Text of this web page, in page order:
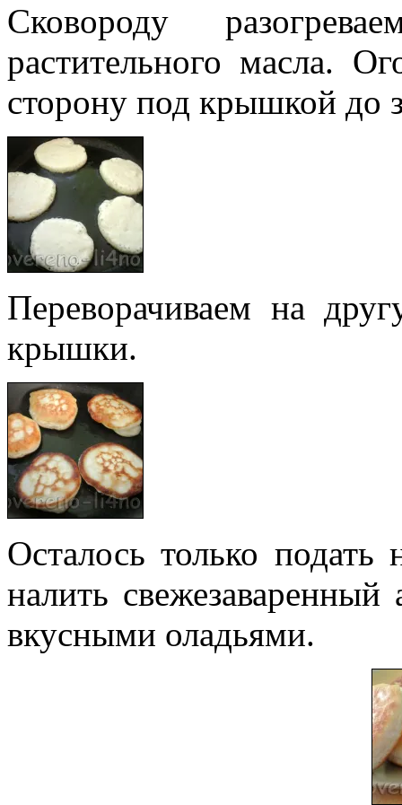
Сковороду
растительного масла.
сторону под крышкой до
Переворачиваем на
крышки.
Осталось только
налить
вкусными оладьями.